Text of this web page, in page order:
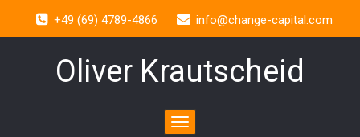
+49 (69) 4789-4866 info@change-capital.com
Oliver Krautscheid
Toggle